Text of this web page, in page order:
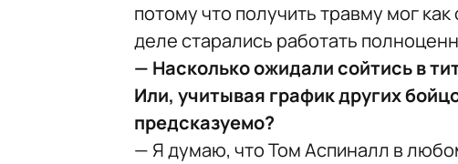
потому что получить травму мог
деле старались работать
— Насколько ожидали сойтись в
Или, учитывая график других
предсказуемо?
— Я думаю, что Том Аспиналл в